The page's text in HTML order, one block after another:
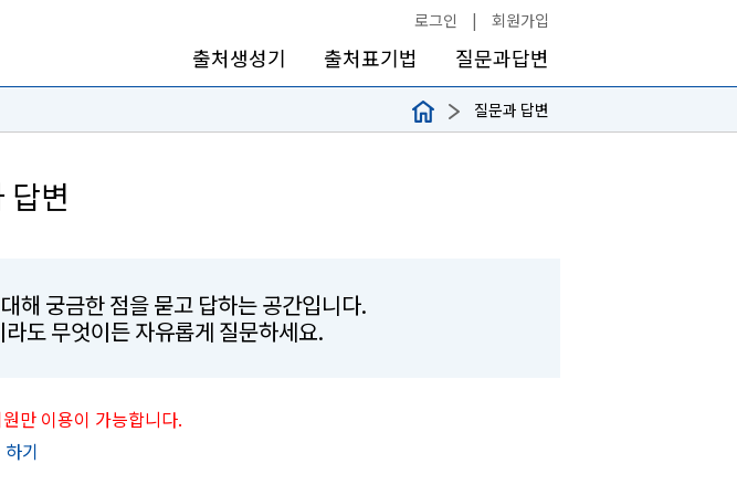
로그인 | 회원가입
출처생성기 출처표기법 질문과답변
질문과 답변
답변
해 궁금한 점을 묻고 답하는 공간입니다.
도 무엇이든 자유롭게 질문하세요.
만 이용이 가능합니다.
기